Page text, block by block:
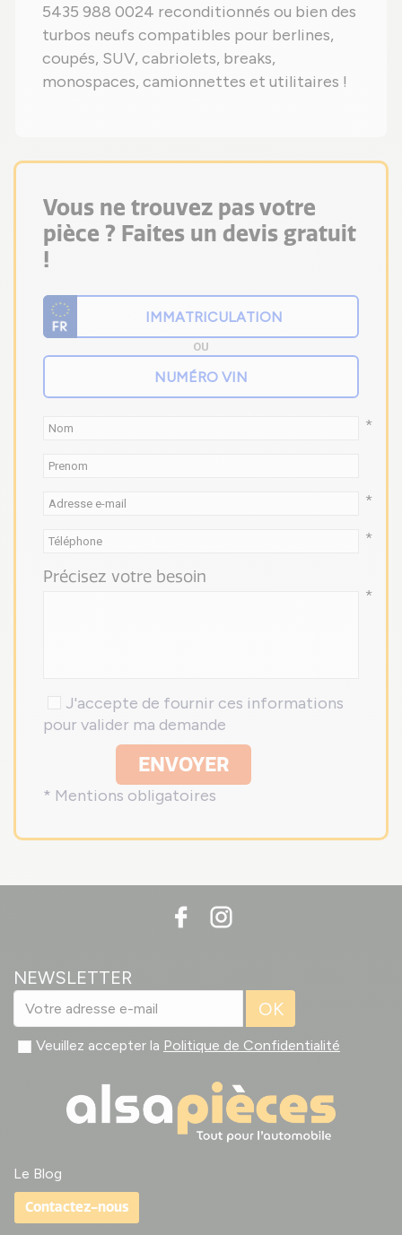
5435 988 0024 reconditionnés ou bien des
turbos neufs compatibles pour berlines,
coupés, SUV, cabriolets, breaks,
monospaces, camionnettes et utilitaires !
Vous ne trouvez pas votre
pièce ? Faites un devis gratuit
!
OU
*
*
*
Précisez votre besoin
*
J'accepte de fournir ces informations
pour valider ma demande
ENVOYER
* Mentions obligatoires
NEWSLETTER
OK
Veuillez accepter la Politique de Confidentialité
Le Blog
Contactez-nous